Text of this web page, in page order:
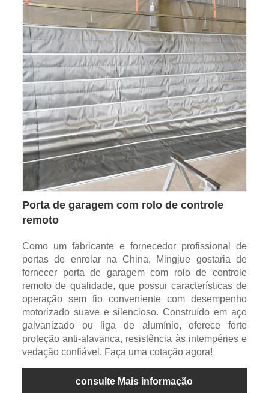
Porta de garagem com rolo de controle
remoto
Como um fabricante e fornecedor profissional de
portas de enrolar na China, Mingjue gostaria de
fornecer porta de garagem com rolo de controle
remoto de qualidade, que possui características de
operação sem fio conveniente com desempenho
motorizado suave e silencioso. Construído em aço
galvanizado ou liga de alumínio, oferece forte
proteção anti-alavanca, resistência às intempéries e
vedação confiável. Faça uma cotação agora!
consulte Mais informação